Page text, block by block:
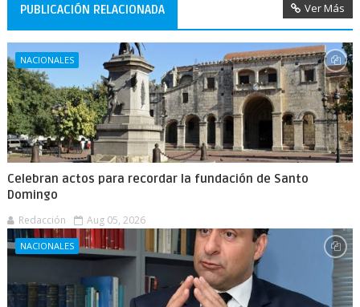
PUBLICACIÓN RELACIONADA Ver Más
NACIONALES
Celebran actos para recordar la fundación de Santo
Domingo
Redacción Aug 05, 2026
NACIONALES